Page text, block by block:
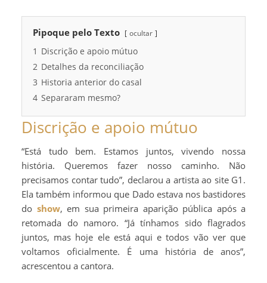
Pipoque pelo Texto ocultar
1 Discrição e apoio mútuo
2 Detalhes da reconciliação
3 Historia anterior do casal
4 Separaram mesmo?
Discrição e apoio mútuo
“Está tudo bem. Estamos juntos, vivendo nossa
história. Queremos fazer nosso caminho. Não
precisamos contar tudo”, declarou a artista ao site G1.
Ela também informou que Dado estava nos bastidores
do show, em sua primeira aparição pública após a
retomada do namoro. “Já tínhamos sido flagrados
juntos, mas hoje ele está aqui e todos vão ver que
voltamos oficialmente. É uma história de anos”,
acrescentou a cantora.